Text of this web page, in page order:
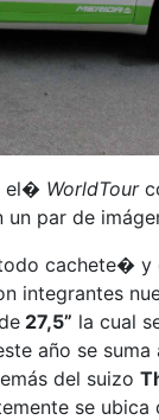
el� WorldTour
par de
cachete�
integrantes
27,5” la cual
año se
del suizo
se